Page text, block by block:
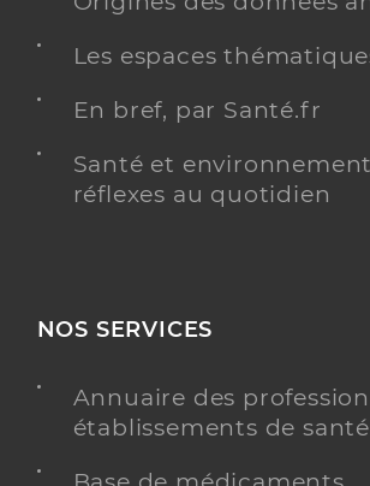
Les espaces
En bref, par Santé.fr
Santé et
réflexes au quotidien
NOS SERVICES
Annuaire des
établissements de santé